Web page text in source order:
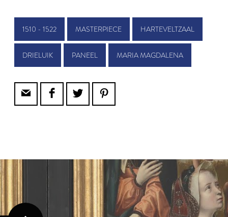
1510 - 1522 MASTERPIECE HARTEVELTZAAL
DRIELUIK PANEEL MARIA MAGDALENA